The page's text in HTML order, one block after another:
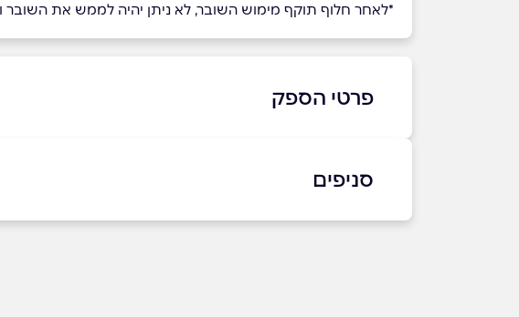
*לאחר חלוף תוקף מימוש השובר, לא ניתן יהיה לממש את השובר ולא
פרטי הספק
באתר
סניפים
רמת השרון נתניה